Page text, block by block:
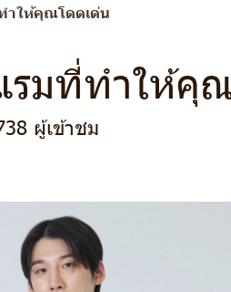
ำให้คุณโดดเด่น
รมที่ทำให้คุ
ผู้เข้าชม